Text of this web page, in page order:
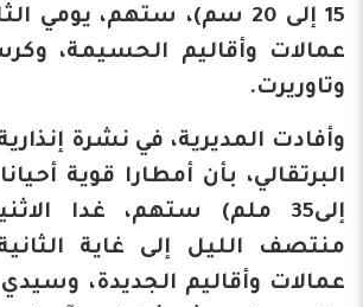
15 إلى 20 سم)، ستهم، يومي
عمالات وأقاليم الحسيمة،
وتاوريرت.
وأفادت المديرية، في نشرة
إلى35 ملم) ستهم، غدا
منتصف الليل إلى غاية
عمالات وأقاليم الجديدة، وسيدي